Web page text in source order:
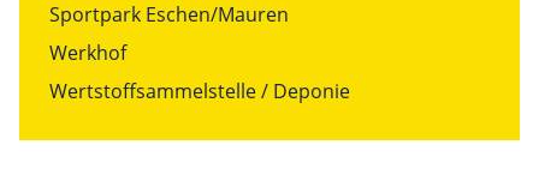
Sportpark Eschen/Mauren
Werkhof
Wertstoffsammelstelle / Deponie